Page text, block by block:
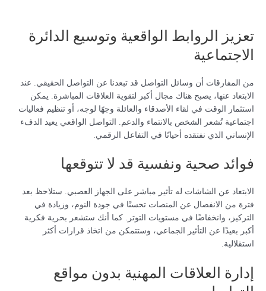
تعزيز الروابط الواقعية وتوسيع الدائرة
الاجتماعية
من المفارقات أن وسائل التواصل قد تبعدنا عن التواصل الحقيقي. عند
الابتعاد عنها، يصبح هناك مجال أكبر لتقوية العلاقات المباشرة. يمكن
استثمار الوقت في لقاء الأصدقاء والعائلة وجهًا لوجه، أو تنظيم فعاليات
اجتماعية تُشعر الشخص بالانتماء والدعم. التواصل الواقعي يعيد الدفء
الإنساني الذي نفتقده أحيانًا في التفاعل الرقمي.
فوائد صحية ونفسية قد لا تتوقعها
الابتعاد عن الشاشات له تأثير مباشر على الجهاز العصبي. ستلاحظ بعد
فترة من الانفصال عن المنصات تحسنًا في جودة النوم، وزيادة في
التركيز، وانخفاضًا في مستويات التوتر. كما أنك ستشعر بحرية فكرية
أكبر بعيدًا عن التأثير الجماعي، وستتمكن من اتخاذ قرارات أكثر
استقلالية.
إدارة العلاقات المهنية بدون مواقع